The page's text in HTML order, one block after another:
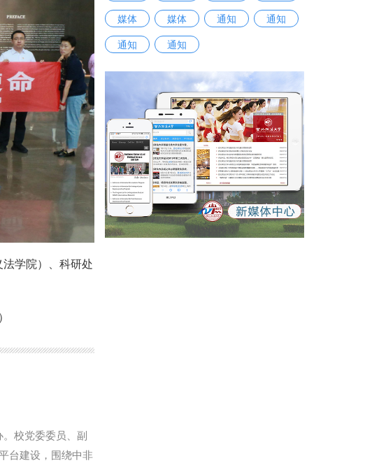
学院）、科研处
校党委委员、副
台建设，围绕中非
媒体
媒体 通知
通知
通知
通知